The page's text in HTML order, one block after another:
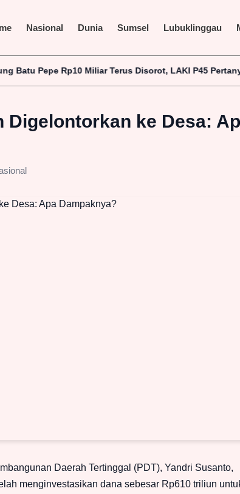
Nasional Dunia Sumsel Lubuklinggau
Rp10 Miliar Terus Disorot, LAKI P45 Pertanyakan
Digelontorkan ke Desa:
Daerah Tertinggal (PDT), Yandri Susanto,
menginvestasikan dana sebesar Rp610 triliun